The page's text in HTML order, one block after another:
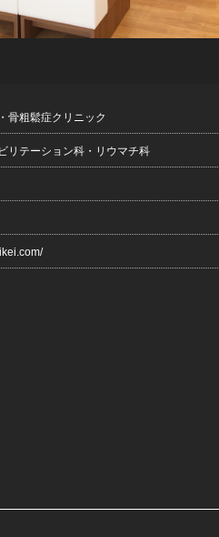
骨粗鬆症クリニック
リテーション科・リウマチ科